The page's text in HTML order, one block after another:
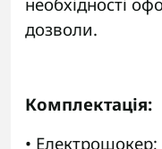
дозволи.
Комплектація:
• Електрошокер;